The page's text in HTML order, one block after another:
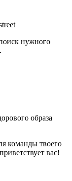
нужного
образа
команды твоего
вас!